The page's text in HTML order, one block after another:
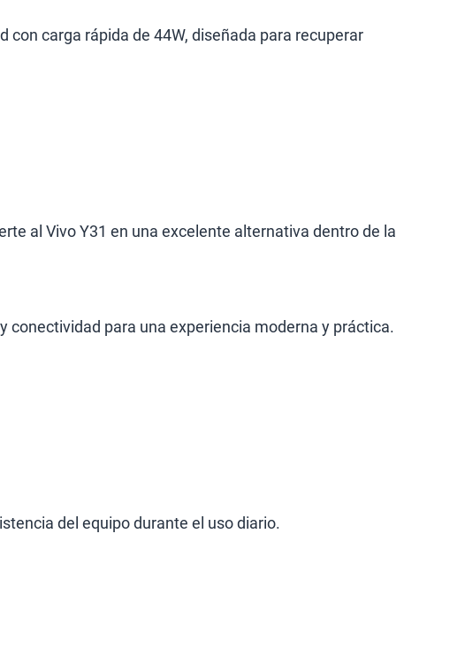
carga rápida de 44W, diseñada para recuperar
al Vivo Y31 en una excelente alternativa dentro de la
conectividad para una experiencia moderna y práctica.
del equipo durante el uso diario.